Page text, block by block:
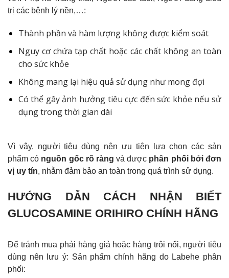
trị các bệnh lý nền,…:
Thành phần và hàm lượng không được kiểm soát
Nguy cơ chứa tạp chất hoặc các chất không an toàn
cho sức khỏe
Không mang lại hiệu quả sử dụng như mong đợi
Có thể gây ảnh hưởng tiêu cực đến sức khỏe nếu sử
dụng trong thời gian dài
Vì vậy, người tiêu dùng nên ưu tiên lựa chọn các sản
phẩm có nguồn gốc rõ ràng và được phân phối bởi đơn
vị uy tín, nhằm đảm bảo an toàn trong quá trình sử dụng.
HƯỚNG DẪN CÁCH NHẬN BIẾT
GLUCOSAMINE ORIHIRO CHÍNH HÃNG
Để tránh mua phải hàng giả hoặc hàng trôi nổi, người tiêu
dùng nên lưu ý: Sản phẩm chính hãng do Labehe phân
phối: